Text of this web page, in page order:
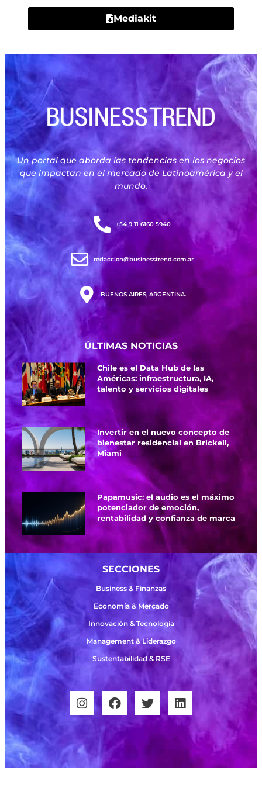
Mediakit
Un portal que aborda las tendencias en los negocios
que impactan en el mercado de Latinoamérica y el
mundo.
+54 9 11 6160 5940
redaccion@businesstrend.com.ar
BUENOS AIRES, ARGENTINA.
ÚLTIMAS NOTICIAS
Chile es el Data Hub de las
Américas: infraestructura, IA,
talento y servicios digitales
Invertir en el nuevo concepto de
bienestar residencial en Brickell,
Miami
Papamusic: el audio es el máximo
potenciador de emoción,
rentabilidad y confianza de marca
SECCIONES
Business & Finanzas
Economía & Mercado
Innovación & Tecnología
Management & Liderazgo
Sustentabilidad & RSE